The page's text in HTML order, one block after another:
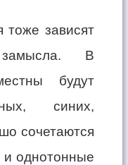
тоже зависят
замысла. В
будут
синих,
сочетаются
и однотонные